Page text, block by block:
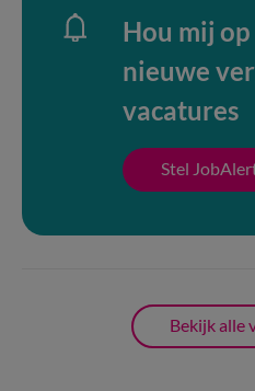
Hou mij
nieuwe
vacatures
Stel
Bekijk alle